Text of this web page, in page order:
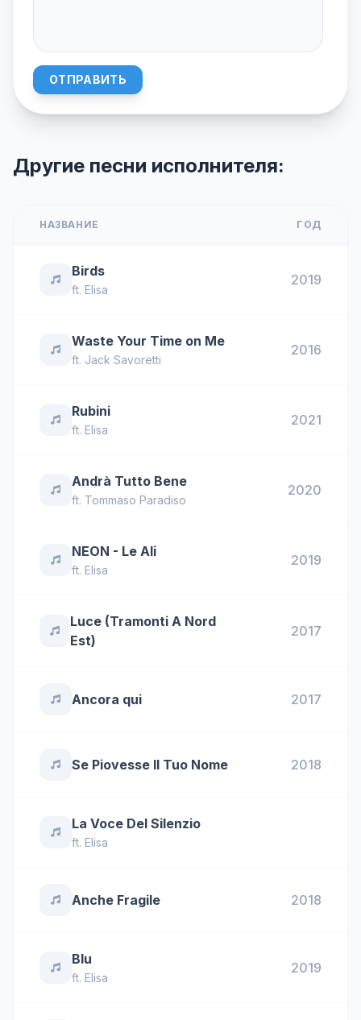
ОТПРАВИТЬ
Другие песни исполнителя:
НАЗВАНИЕ ГОД
Birds
ft. Elisa
2019
Waste Your Time on Me
ft. Jack Savoretti
2016
Rubini
ft. Elisa
2021
Andrà Tutto Bene
ft. Tommaso Paradiso
2020
NEON - Le Ali
ft. Elisa
2019
Luce (Tramonti A Nord
Est)
2017
Ancora qui 2017
Se Piovesse Il Tuo Nome 2018
La Voce Del Silenzio
ft. Elisa
Anche Fragile 2018
Blu
ft. Elisa
2019